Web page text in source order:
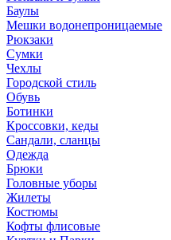
Баулы
Мешки водонепроницаемые
Рюкзаки
Сумки
Чехлы
Городской стиль
Обувь
Ботинки
Кроссовки, кеды
Сандали, сланцы
Одежда
Брюки
Головные уборы
Жилеты
Костюмы
Кофты флисовые